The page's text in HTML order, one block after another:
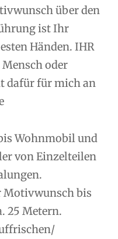
über den
ist Ihr
Händen. IHR
oder
dafür für mich an
Wohnmobil und
von Einzelteilen
Motivwunsch bis
25 Metern.